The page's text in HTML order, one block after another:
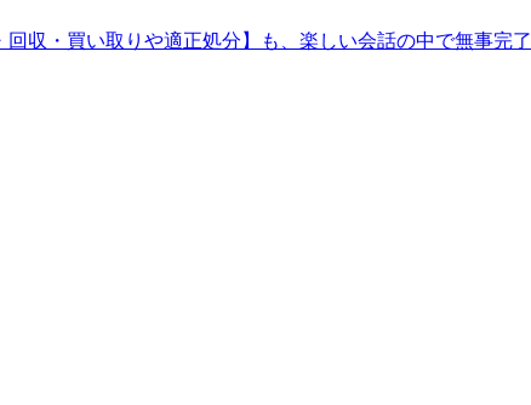
収・買い取りや適正処分】も、楽しい会話の中で無事完了